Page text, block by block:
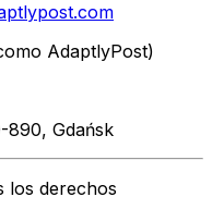
AdaptlyPost)
890, Gdańsk
los derechos